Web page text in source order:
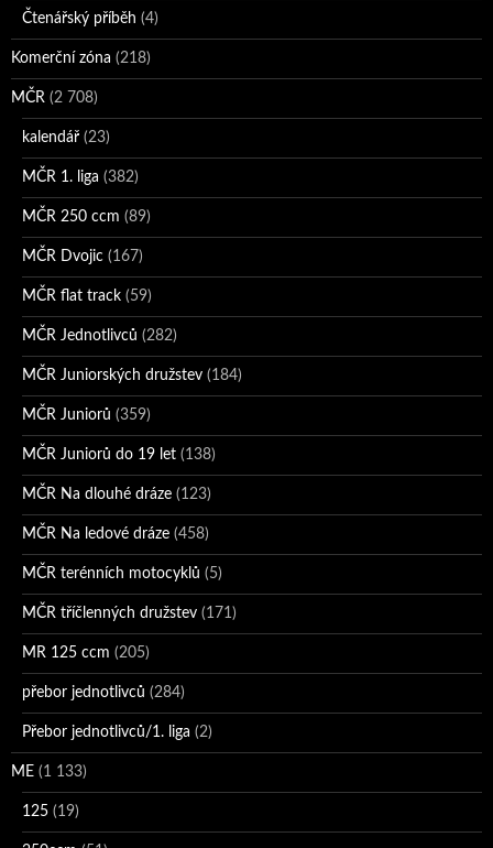
Čtenářský příběh (4)
Komerční zóna (218)
MČR (2 708)
kalendář (23)
MČR 1. liga (382)
MČR 250 ccm (89)
MČR Dvojic (167)
MČR flat track (59)
MČR Jednotlivců (282)
MČR Juniorských družstev (184)
MČR Juniorů (359)
MČR Juniorů do 19 let (138)
MČR Na dlouhé dráze (123)
MČR Na ledové dráze (458)
MČR terénních motocyklů (5)
MČR tříčlenných družstev (171)
MR 125 ccm (205)
přebor jednotlivců (284)
Přebor jednotlivců/1. liga (2)
ME (1 133)
125 (19)